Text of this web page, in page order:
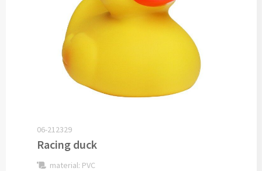
Verpleegster horloges bedrukken
Bureauklokken bedrukken
Wekkers bedrukken
Wandklokken bedrukken
Custom made opladers & oplaadkabels
06-212329
Racing duck
material: PVC